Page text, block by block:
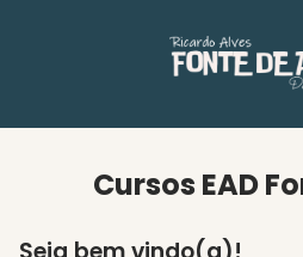
Cursos EAD